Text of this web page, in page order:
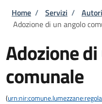
Briciole di
Home / Servizi /
Adozione di un angolo
Adozione
comunale
(